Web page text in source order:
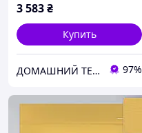
3 583₴
Купить
ДОМАШНИЙ ТЕКСТИЛЬ - уют и комфорт в Вашем доме 97%